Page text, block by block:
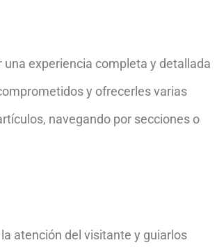
una experiencia completa y detallada
y ofrecerles varias
navegando por secciones o
atención del visitante y guiarlos